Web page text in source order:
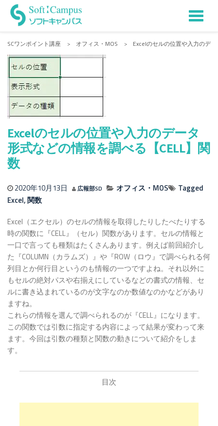
content
SCワンポイント講座 > オフィス・MOS > Excelのセルの位置や入力のデ
Excelのセルの位置や入力のデータ
形式などの情報を調べる【CELL】関
数
2020年10月13日 広報部SD オフィス・MOS
Tagged
Excel,関数
Excel（エクセル）のセルの情報を取得したりしたべたりする
時の関数に『CELL』（セル）関数があります。セルの情報と
一口で言っても種類はたくさんあります。例えば前回紹介し
た『COLUMN（カラムズ）』や『ROW（ロウ』で調べられる何
列目とか何行目というのも情報の一つですよね。それ以外に
もセルの絶対パスや右揃えにしているなどの書式の情報、セ
ルに書き込まれているのが文字なのか数値なのかなどがあり
ますね。
これらの情報を選んで調べられるのが『CELL』になります。
この関数では引数に指定する内容によって結果が変わって来
ます。今回は引数の種類と関数の動きについて紹介をしま
す。
目次